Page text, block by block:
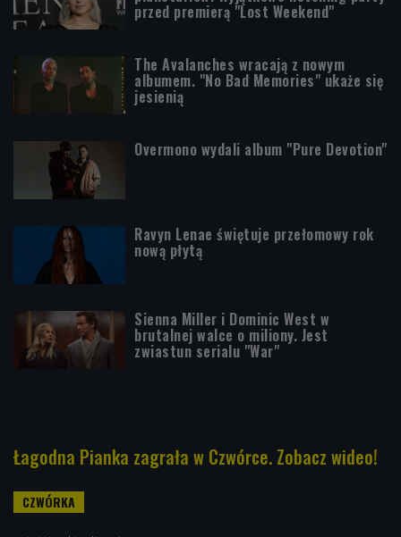
przed premierą "Lost Weekend"
The Avalanches wracają z nowym
albumem. "No Bad Memories" ukaże się
jesienią
Overmono wydali album "Pure Devotion"
Ravyn Lenae świętuje przełomowy rok
nową płytą
Sienna Miller i Dominic West w
brutalnej walce o miliony. Jest
zwiastun serialu "War"
Łagodna Pianka zagrała w Czwórce. Zobacz wideo!